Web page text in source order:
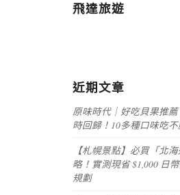
飛達旅遊
近期文章
原味時代｜好吃貝果推
時回歸！10多種口味吃不
【札幌景點】必買「北
略！實測現省 $1,000 日
規劃